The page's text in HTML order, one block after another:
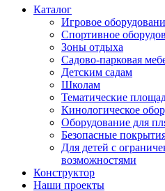
Игровые комплексы от 5
Горки
Игровые элементы
Качели балансирные
Качалки на пружине
Качели
Песочницы
Песочные городки
Детские столики и
Домики-беседки
Теневые навесы и сцены
Развивающие игровые
ПДД для детей
Каталог
Игровое
Спортивное
Зоны отдыха
Садово-парковая
Детским садам
Школам
Тематические
Кинологическое
Оборудование для
Безопасные
Для детей с
возможностями
Конструктор
Наши проекты